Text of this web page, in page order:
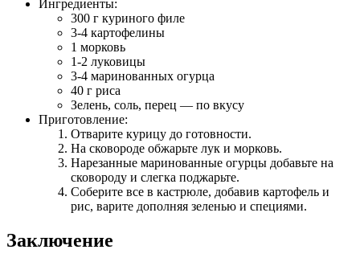
Ингредиенты:
300 г куриного филе
3-4 картофелины
1 морковь
1-2 луковицы
3-4 маринованных огурца
40 г риса
Зелень, соль, перец — по вкусу
Приготовление:
Отварите курицу до готовности.
На сковороде обжарьте лук и морковь.
Нарезанные маринованные огурцы добавьте на
сковороду и слегка поджарьте.
Соберите все в кастрюле, добавив картофель и
рис, варите дополняя зеленью и специями.
Заключение